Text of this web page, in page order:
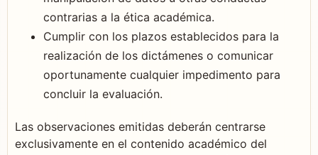
contrarias a la ética académica.
Cumplir con los plazos establecidos para la
realización de los dictámenes o comunicar
oportunamente cualquier impedimento para
concluir la evaluación.
Las observaciones emitidas deberán centrarse
exclusivamente en el contenido académico del